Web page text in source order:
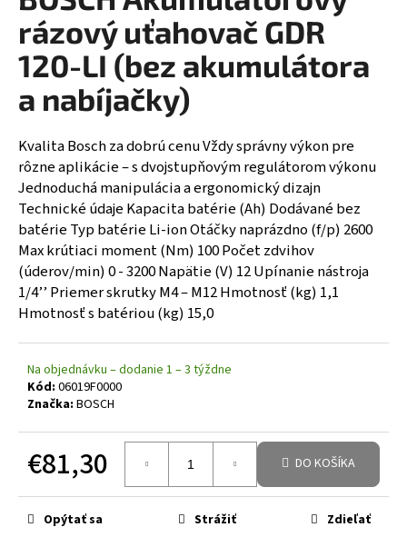
rázový uťahovač GDR
120-LI (bez akumulátora
a nabíjačky)
Kvalita Bosch za dobrú cenu Vždy správny výkon pre
rôzne aplikácie – s dvojstupňovým regulátorom výkonu
Jednoduchá manipulácia a ergonomický dizajn
Technické údaje Kapacita batérie (Ah) Dodávané bez
batérie Typ batérie Li-ion Otáčky naprázdno (f/p) 2600
Max krútiaci moment (Nm) 100 Počet zdvihov
(úderov/min) 0 - 3200 Napätie (V) 12 Upínanie nástroja
1/4’’ Priemer skrutky M4 – M12 Hmotnosť (kg) 1,1
Hmotnosť s batériou (kg) 15,0
Na objednávku – dodanie 1 – 3 týždne
Kód: 06019F0000
Značka: BOSCH
€81,30 DO KOŠÍKA
Opýtať sa Strážiť Zdieľať
á
j
s
ť
?
HĽADAŤ